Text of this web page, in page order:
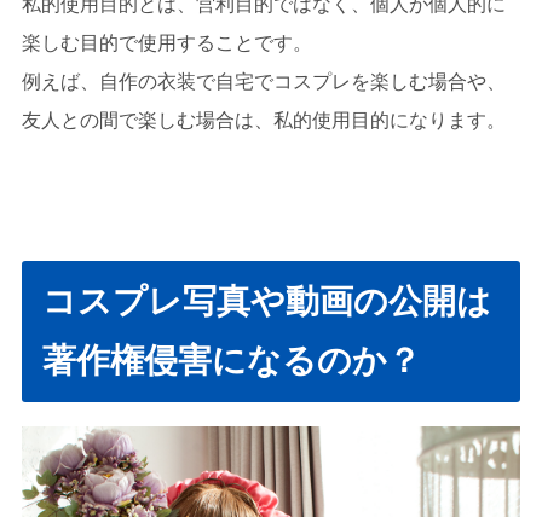
楽しむ目的で使用することです。
例えば、自作の衣装で自宅でコスプレを楽しむ場合や、
友人との間で楽しむ場合は、私的使用目的になります。
コスプレ写真や動画の公開は
著作権侵害になるのか？